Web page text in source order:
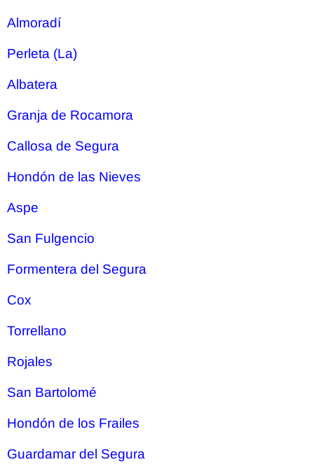
Almoradí
Perleta (La)
Albatera
Granja de Rocamora
Callosa de Segura
Hondón de las Nieves
Aspe
San Fulgencio
Formentera del Segura
Cox
Torrellano
Rojales
San Bartolomé
Hondón de los Frailes
Guardamar del Segura